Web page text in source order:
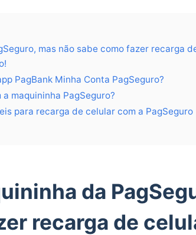
mas não sabe como fazer recarga
PagBank Minha Conta PagSeguro?
maquininha PagSeguro?
para recarga de celular com a PagSeguro
da
recarga de